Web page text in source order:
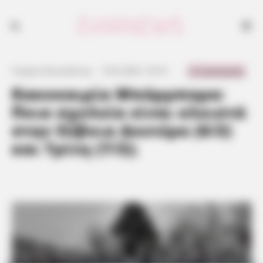
Κακοκαιρία Μπάρμπαρα:
Ποια σχολεία είναι κλειστά
στην Εύβοια Δευτέρα (6/2)
και Τρίτη (7/2);